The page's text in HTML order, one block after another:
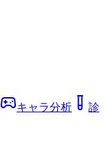
キャラ分析
診